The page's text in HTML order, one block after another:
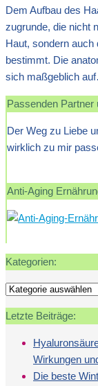
Dem Aufbau des
zugrunde, die nicht
Haut, sondern auch
bestimmt. Die
sich maßgeblich
Passenden Partner
Der Weg zu Liebe
wirklich zu mir
Anti-Aging
Kategorien:
Kategorien:
Letzte Beiträge:
Wirkungen
Die beste